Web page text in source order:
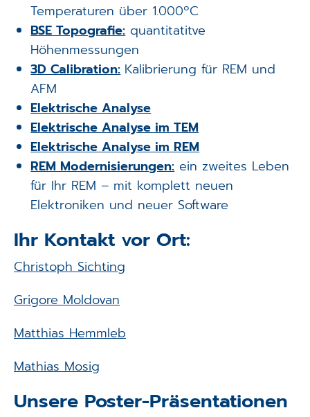
Temperaturen über 1.000ºC
BSE Topografie:quantitatitve
Höhenmessungen
3D Calibration: Kalibrierung für REM und
AFM
Elektrische Analyse
Elektrische Analyse im TEM
Elektrische Analyse im REM
REM Modernisierungen:ein zweites Leben
für Ihr REM – mit komplett neuen
Elektroniken und neuer Software
Ihr Kontakt vor Ort:
Christoph Sichting
Grigore Moldovan
Matthias Hemmleb
Mathias Mosig
Unsere Poster-Präsentationen